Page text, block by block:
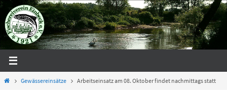
Zum
Inhalt
springen
StartGewässereinsätze Arbeitseinsatz am 08. Oktober findet nachmittags statt